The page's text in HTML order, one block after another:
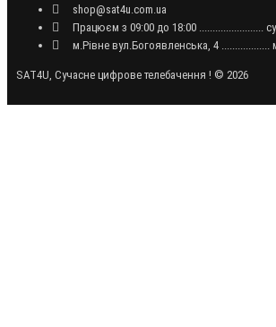
shop@sat4u.com.ua
Працюєм з 09:00 до 18:00 ........................
м.Рівне вул.Богоявленська, 4
SAT4U, Сучасне цифрове телебачення ! © 2026